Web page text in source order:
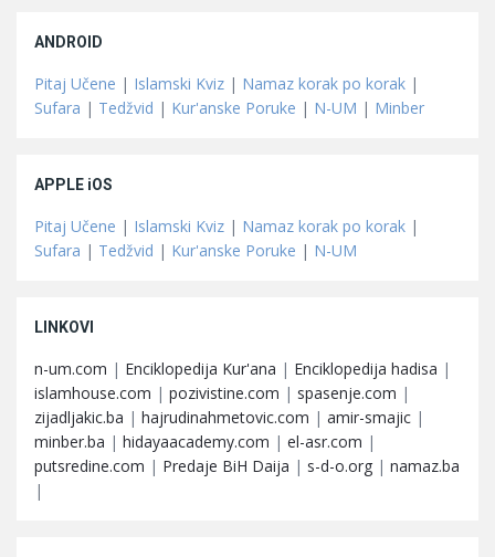
ANDROID
Pitaj Učene | Islamski Kviz | Namaz korak po korak |
Sufara | Tedžvid | Kur'anske Poruke | N-UM | Minber
APPLE iOS
Pitaj Učene | Islamski Kviz | Namaz korak po korak |
Sufara | Tedžvid | Kur'anske Poruke | N-UM
LINKOVI
n-um.com | Enciklopedija Kur'ana | Enciklopedija hadisa |
islamhouse.com | pozivistine.com | spasenje.com |
zijadljakic.ba | hajrudinahmetovic.com | amir-smajic |
minber.ba | hidayaacademy.com | el-asr.com |
putsredine.com | Predaje BiH Daija | s-d-o.org | namaz.ba
|